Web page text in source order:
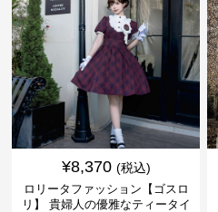
¥8,370 (税込)
ロリータファッション【ゴスロ
リ】 貴婦人の優雅なティータイ